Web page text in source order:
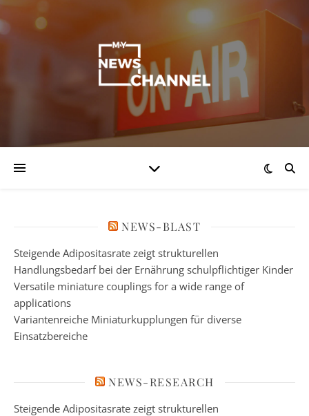
NEWS-BLAST
Steigende Adipositasrate zeigt strukturellen
Handlungsbedarf bei der Ernährung schulpflichtiger Kinder
Versatile miniature couplings for a wide range of
applications
Variantenreiche Miniaturkupplungen für diverse
Einsatzbereiche
NEWS-RESEARCH
Steigende Adipositasrate zeigt strukturellen